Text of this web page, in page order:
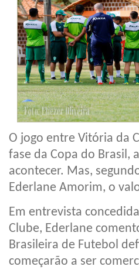
O jogo entre Vitória da
fase da Copa do Brasil,
acontecer. Mas,
Ederlane Amorim, o
Em entrevista
Clube, Ederlane
Brasileira de Futebol
começarão a ser